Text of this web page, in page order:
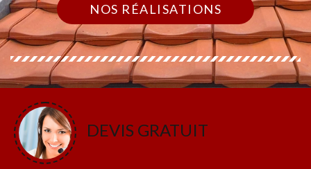
NOS RÉALISATIONS
DEVIS GRATUIT